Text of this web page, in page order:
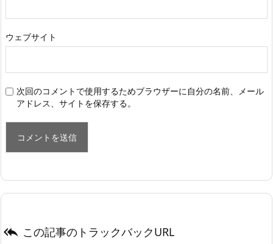
ウェブサイト
次回のコメントで使用するためブラウザーに自分の名前、メール
アドレス、サイトを保存する。
 この記事のトラックバックURL